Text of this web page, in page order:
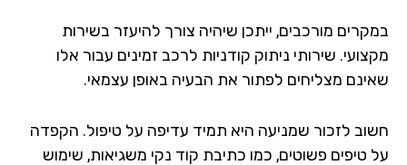
מורכבים, ייתכן שיהיה צורך להיעזר בשירות
שירותי ניתוק קודניות לרכב זמינים עבור אלו
מצליחים לפתור את הבעיה באופן עצמאי.
לזכור שמניעה היא תמיד עדיפה על טיפול. הקפדה
טיפים פשוטים, כמו כתיבת קוד נקי משגיאות, שימוש